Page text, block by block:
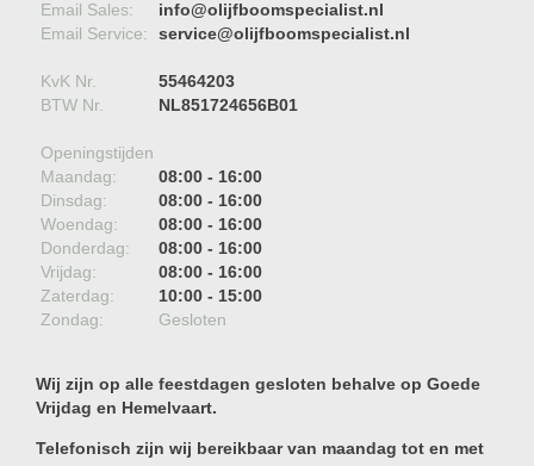
Email Sales:
info@olijfboomspecialist.nl
Email Service:
service@olijfboomspecialist.nl
KvK Nr.
55464203
BTW Nr.
NL851724656B01
Openingstijden
Maandag:
08:00 - 16:00
Dinsdag:
08:00 - 16:00
Woendag:
08:00 - 16:00
Donderdag:
08:00 - 16:00
Vrijdag:
08:00 - 16:00
Zaterdag:
10:00 - 15:00
Zondag:
Gesloten
Wij zijn op alle feestdagen gesloten behalve op Goede
Vrijdag en Hemelvaart.
Telefonisch zijn wij bereikbaar van maandag tot en met